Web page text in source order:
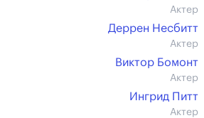
Актер
Деррен Несбитт
Актер
Виктор Бомонт
Актер
Ингрид Питт
Актер